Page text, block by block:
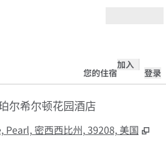
您的住宿
加入
登录
尔希尔顿花园酒店
Pearl, 密西西比州, 39208, 美国 ,